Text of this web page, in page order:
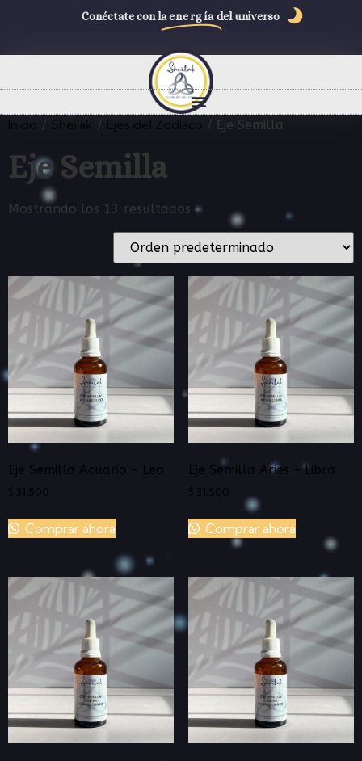
Conéctate con la energía del universo
Inicio / Sheilak / Ejes del Zodiaco / Eje Semilla
Eje Semilla
Mostrando los 13 resultados
Eje Semilla Acuario – Leo
$ 31.500
Comprar ahora
Eje Semilla Aries – Libra
$ 31.500
Comprar ahora